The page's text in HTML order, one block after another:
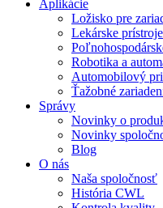
Aplikácie
Ložisko pre
Lekárske prístroje
Robotika a
Automobilový
Ťažobné
Správy
Novinky o
Novinky
Blog
O nás
Naša spoločnosť
História CWL